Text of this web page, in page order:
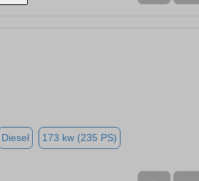
Diesel 173 kw (235 PS)